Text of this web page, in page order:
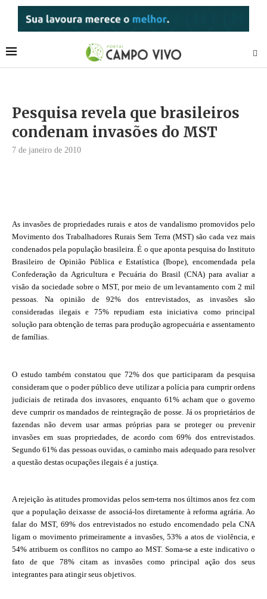
Pesquisa revela que brasileiros
condenam invasões do MST
7 de janeiro de 2010
As invasões de propriedades rurais e atos de vandalismo promovidos pelo
Movimento dos Trabalhadores Rurais Sem Terra (MST) são cada vez mais
condenados pela população brasileira. É o que aponta pesquisa do Instituto
Brasileiro de Opinião Pública e Estatística (Ibope), encomendada pela
Confederação da Agricultura e Pecuária do Brasil (CNA) para avaliar a
visão da sociedade sobre o MST, por meio de um levantamento com 2 mil
pessoas. Na opinião de 92% dos entrevistados, as invasões são
consideradas ilegais e 75% repudiam esta iniciativa como principal
solução para obtenção de terras para produção agropecuária e assentamento
de famílias.
O estudo também constatou que 72% dos que participaram da pesquisa
consideram que o poder público deve utilizar a polícia para cumprir ordens
judiciais de retirada dos invasores, enquanto 61% acham que o governo
deve cumprir os mandados de reintegração de posse. Já os proprietários de
fazendas não devem usar armas próprias para se proteger ou prevenir
invasões em suas propriedades, de acordo com 69% dos entrevistados.
Segundo 61% das pessoas ouvidas, o caminho mais adequado para resolver
a questão destas ocupações ilegais é a justiça.
A rejeição às atitudes promovidas pelos sem-terra nos últimos anos fez com
que a população deixasse de associá-los diretamente à reforma agrária. Ao
falar do MST, 69% dos entrevistados no estudo encomendado pela CNA
ligam o movimento primeiramente a invasões, 53% a atos de violência, e
54% atribuem os conflitos no campo ao MST. Soma-se a este indicativo o
fato de que 78% citam as invasões como principal ação dos seus
integrantes para atingir seus objetivos.